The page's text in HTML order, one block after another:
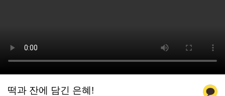
떡과 잔에 담긴 은혜!